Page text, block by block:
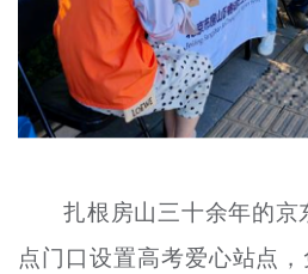
扎根房山三十余年的京
点门口设置高考爱心站点